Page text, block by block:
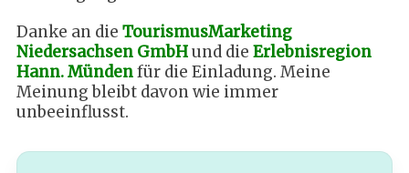
Danke an die TourismusMarketing
Niedersachsen GmbHund die Erlebnisregion
Hann. Mündenfür die Einladung. Meine
Meinung bleibt davon wie immer
unbeeinflusst.